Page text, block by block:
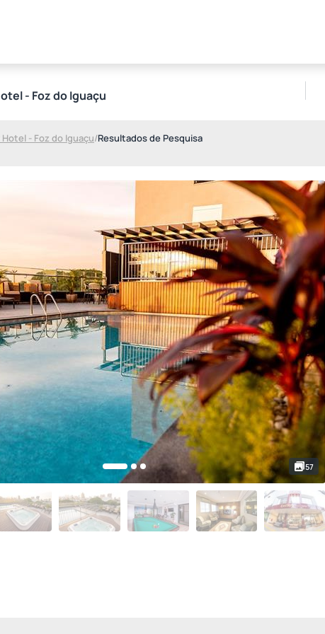
- Foz do Iguaçu
- Foz do Iguaçu/Resultados de Pesquisa
57